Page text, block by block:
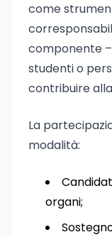
come
componente
studenti o
contribuire
La
modalità:
organi;